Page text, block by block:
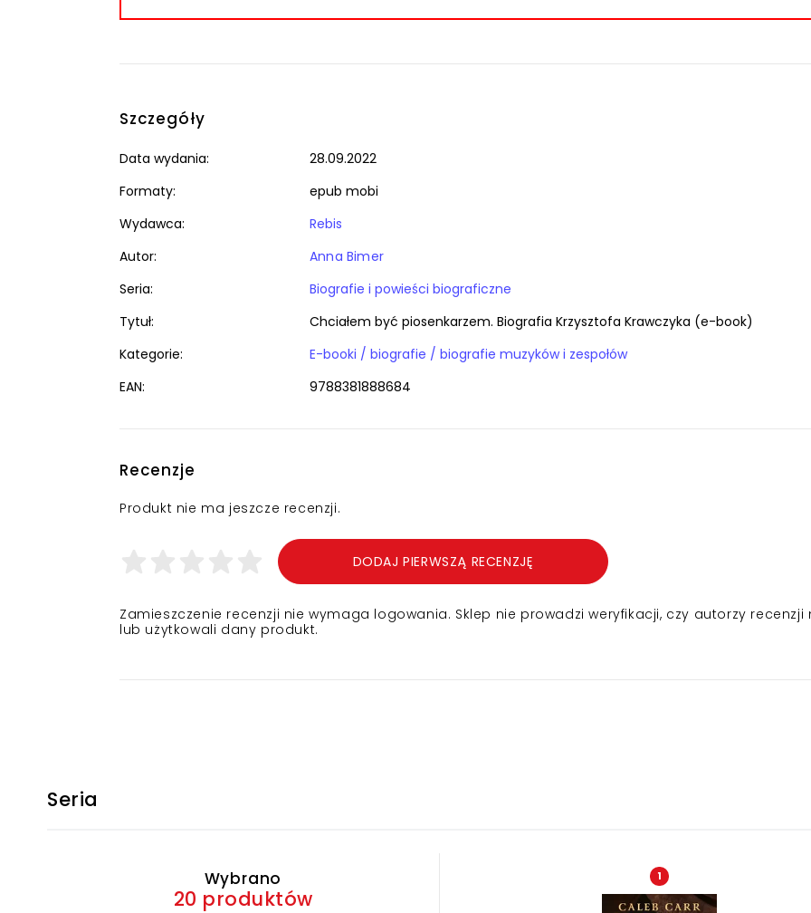
Szczegóły
Data wydania:
28.09.2022
Formaty:
epub mobi
Wydawca:
Rebis
Autor:
Anna Bimer
Seria:
Biografie i powieści biograficzne
Tytuł:
Chciałem być piosenkarzem. Biografia Krzysztofa Krawczyka (e-book)
Kategorie:
E-booki / biografie / biografie muzyków i zespołów
EAN:
9788381888684
Recenzje
Produkt nie ma jeszcze recenzji.
DODAJ PIERWSZĄ RECENZJĘ
Zamieszczenie recenzji nie wymaga logowania. Sklep nie prowadzi weryfikacji, czy autorzy recenzji
lub użytkowali dany produkt.
Seria
Wybrano
20 produktów
1